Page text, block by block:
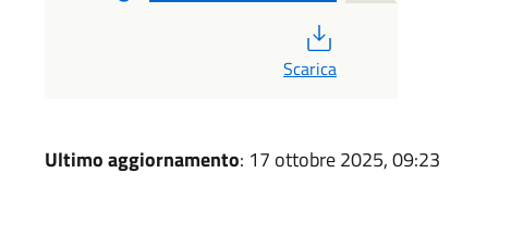
Scarica
Ultimo aggiornamento: 17 ottobre 2025, 09:23